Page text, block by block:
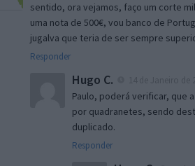
sentido, ora vejamos, faço um corte
uma nota de 500€, vou banco de
jugalva que teria de ser sempre
Responder
Hugo C.
Paulo, poderá verificar, que
por quadranetes, sendo
duplicado.
Responder